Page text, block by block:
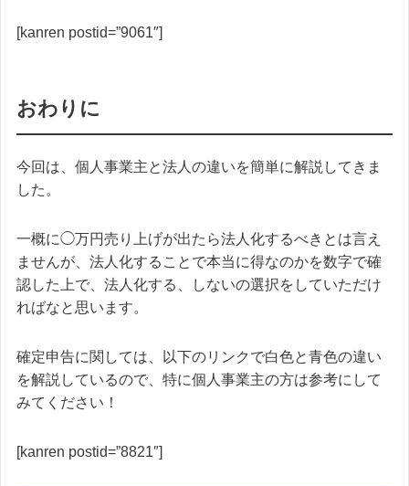
[kanren postid=”9061″]
おわりに
今回は、個人事業主と法人の違いを簡単に解説してきま
した。
一概に◯万円売り上げが出たら法人化するべきとは言え
ませんが、法人化することで本当に得なのかを数字で確
認した上で、法人化する、しないの選択をしていただけ
ればなと思います。
確定申告に関しては、以下のリンクで白色と青色の違い
を解説しているので、特に個人事業主の方は参考にして
みてください！
[kanren postid=”8821″]